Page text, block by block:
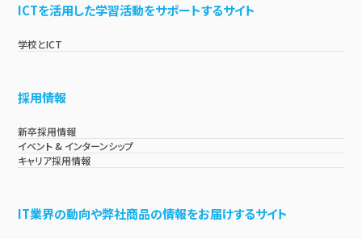
ICTを活用した学習活動をサポートするサイト
学校とICT
採用情報
新卒採用情報
イベント & インターンシップ
キャリア採用情報
IT業界の動向や弊社商品の情報をお届けするサイト